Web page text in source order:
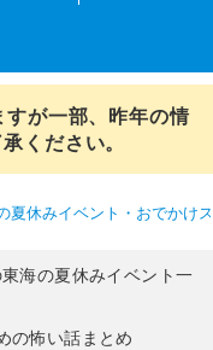
が一部、昨年の情
ください。
夏休みイベント・おでかけ
海の夏休みイベント一
の怖い話まとめ